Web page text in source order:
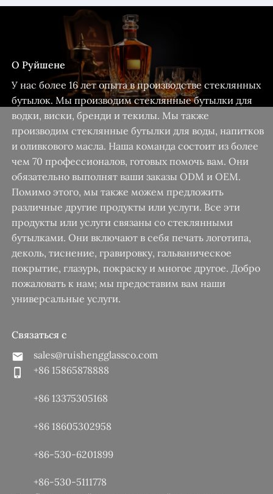
О Руйшене
У нас более 16 лет опыта в производстве стеклянных
бутылок. Мы производим стеклянные бутылки для
водки, виски, бренди и текилы. Мы также
производим стеклянные бутылки для воды, напитков
и оливкового масла. Наша команда состоит из более
чем 70 профессионалов, готовых помочь вам. Они
обязательно выполнят ваши заказы ODM и OEM.
Помимо этого, мы также можем предложить
различные другие продукты или услуги. Все эти
продукты или услуги связаны со стеклянными
бутылками. Они включают в себя печать логотипа,
деколь, тиснение, гравировку, гальваническое
покрытие, глазурь, покраску и многое другое. Добро
пожаловать к нам; мы предоставим вам наши
универсальные услуги.
Связаться с
sales@ruishengglassco.com
+86 15865878888
+86 13375305168
+86 18605302958
+86-530-6201899
+86-530-5111778